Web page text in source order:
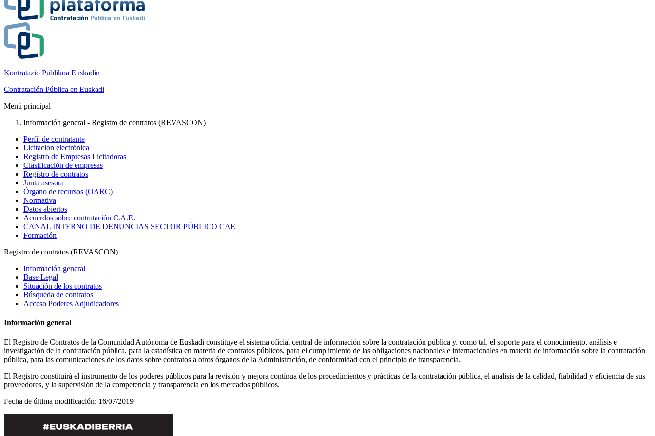
Kontratazio Publikoa Euskadin
Contratación Pública en Euskadi
Menú principal
Información general - Registro de contratos (REVASCON)
Perfil de contratante
Licitación electrónica
Registro de Empresas Licitadoras
Clasificación de empresas
Registro de contratos
Junta asesora
Órgano de recursos (OARC)
Normativa
Datos abiertos
Acuerdos sobre contratación C.A.E.
CANAL INTERNO DE DENUNCIAS SECTOR PÚBLICO CAE
Formación
Registro de contratos (REVASCON)
Información general
Base Legal
Situación de los contratos
Búsqueda de contratos
Acceso Poderes Adjudicadores
Información general
El Registro de Contratos de la Comunidad Autónoma de Euskadi constituye el sistema oficial central de información sobre la contratación pública y, como tal, el soporte para el conocimiento, análisis e
investigación de la contratación pública, para la estadística en materia de contratos públicos, para el cumplimiento de las obligaciones nacionales e internacionales en materia de información sobre la contratación
pública, para las comunicaciones de los datos sobre contratos a otros órganos de la Administración, de conformidad con el principio de transparencia.
El Registro constituirá el instrumento de los poderes públicos para la revisión y mejora continua de los procedimientos y prácticas de la contratación pública, el análisis de la calidad, fiabilidad y eficiencia de sus
proveedores, y la supervisión de la competencia y transparencia en los mercados públicos.
Fecha de última modificación: 16/07/2019